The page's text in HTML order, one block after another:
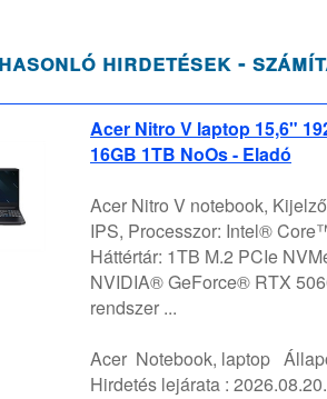
hirdetések -
Acer Nitro V laptop 15,6"
16GB 1TB NoOs - Eladó
Acer Nitro V notebook,
IPS, Processzor: Intel®
Háttértár: 1TB M.2 PCIe
NVIDIA® GeForce® RTX
rendszer ...
Acer Notebook, laptop
Hirdetés lejárata : 2026.08.20.